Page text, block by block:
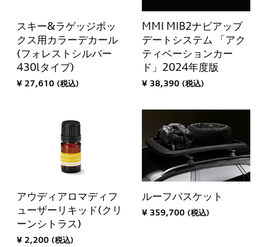
スキー&ラゲッジボッ
クス用カラーデカール
(フォレストシルバー
430lタイプ)
¥ 27,610 (税込)
MMI MIB2ナビアップ
デートシステム 「アク
ティベーションカー
ド」2024年度版
¥ 38,390 (税込)
アウディアロマディフ
ューザーリキッド(クリ
ーンシトラス)
¥ 2,200 (税込)
ルーフバスケット
¥ 359,700 (税込)